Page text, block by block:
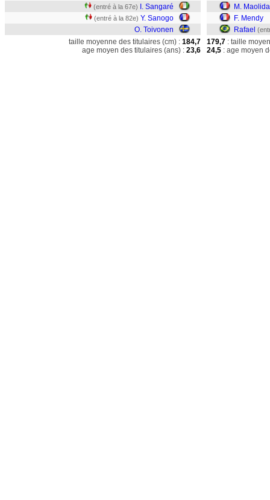
(entré à la 67e) I. Sangaré
(entré à la 82e) Y. Sanogo
O. Toivonen
M. Maolida
F. Mendy
Rafael
taille moyenne des titulaires (cm) : 184,7
age moyen des titulaires (ans) : 23,6
179,7 : taille
24,5 : age moyen